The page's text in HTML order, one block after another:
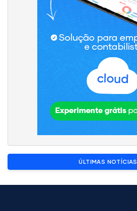
ÚLTIMAS NOTÍCIAS